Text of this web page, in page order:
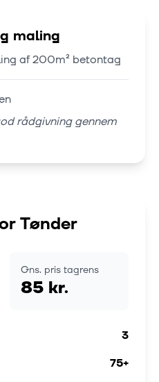
maling
af 200m² betontag
rådgivning gennem
Tønder
Gns. pris tagrens
85 kr.
3
75+